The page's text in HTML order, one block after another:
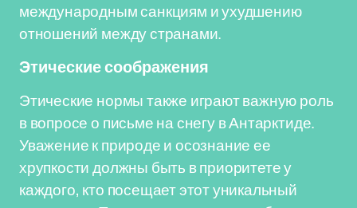
международным санкциям и ухудшению
отношений между странами.
Этические соображения
Этические нормы также играют важную роль
в вопросе о письме на снегу в Антарктиде.
Уважение к природе и осознание ее
хрупкости должны быть в приоритете у
каждого, кто посещает этот уникальный